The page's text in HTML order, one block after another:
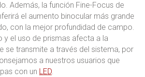
Además, la función Fine-Focus de
el aumento binocular más grande
con la mejor profundidad de campo.
y el uso de prismas afecta a la
se transmite a través del sistema, por
a nuestros usuarios que
con un LED.